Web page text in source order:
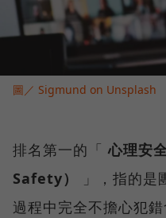
圖／ Sigmund on Unsplash
排名第一的「 心理安
Safety）
」，指的是
過程中完全不擔心犯